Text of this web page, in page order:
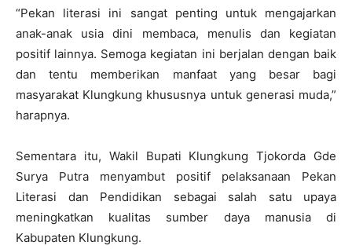
“Pekan literasi ini sangat penting untuk mengajarkan
anak-anak usia dini membaca, menulis dan kegiatan
positif lainnya. Semoga kegiatan ini berjalan dengan baik
dan tentu memberikan manfaat yang besar bagi
masyarakat Klungkung khususnya untuk generasi muda,”
harapnya.
Sementara itu, Wakil Bupati Klungkung Tjokorda Gde
Surya Putra menyambut positif pelaksanaan Pekan
Literasi dan Pendidikan sebagai salah satu upaya
meningkatkan kualitas sumber daya manusia di
Kabupaten Klungkung.